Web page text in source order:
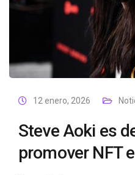
12 enero, 2026
Steve Aoki es
promover NFT